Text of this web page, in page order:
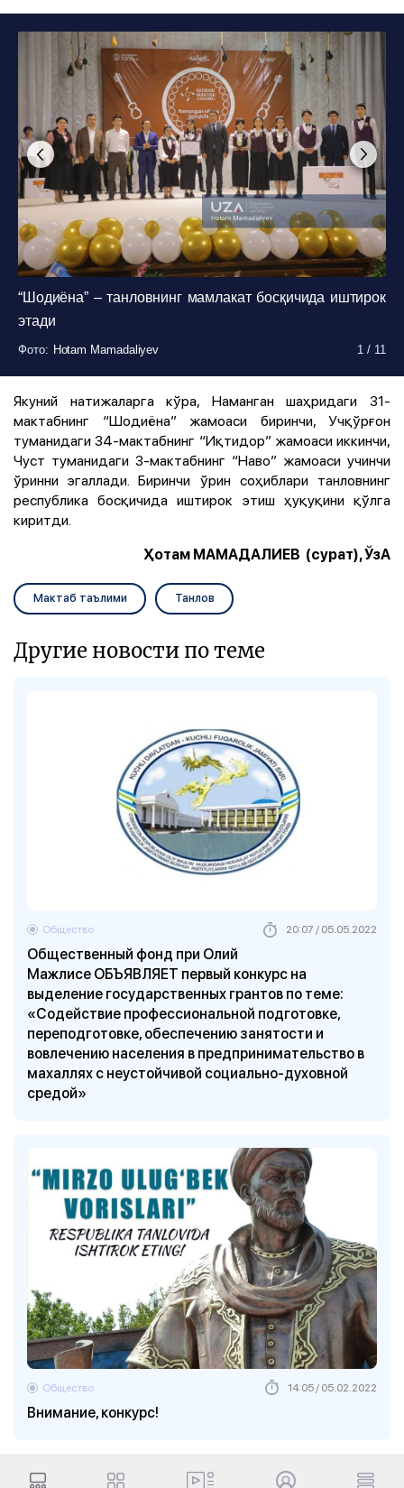
“Шодиёна” – танловнинг мамлакат босқичида иштирок
этади
Фото: Hotam Mamadaliyev 1 / 11
Фото: Hotam Mamadaliyev 1 / 11
Фото: Hotam Mamadaliyev 1 / 11
Фото: Hotam Mamadaliyev 1 / 11
Фото: Hotam Mamadaliyev 1 / 11
Фото: Hotam Mamadaliyev 1 / 11
Фото: Hotam Mamadaliyev 1 / 11
Фото: Hotam Mamadaliyev 1 / 11
Фото: Hotam Mamadaliyev 1 / 11
Фото: Hotam Mamadaliyev 1 / 11
Фото: Hotam Mamadaliyev 1 / 11
Якуний натижаларга кўра, Наманган шаҳридаги 31-
мактабнинг “Шодиёна” жамоаси биринчи, Учқўрғон
туманидаги 34-мактабнинг “Иқтидор” жамоаси иккинчи,
Чуст туманидаги 3-мактабнинг “Наво” жамоаси учинчи
ўринни эгаллади. Биринчи ўрин соҳиблари танловнинг
республика босқичида иштирок этиш ҳуқуқини қўлга
киритди.
Ҳотам МАМАДАЛИЕВ (сурат), ЎзА
Мактаб таълими Танлов
Другие новости по теме
Общественный фонд при Олий
Мажлисе ОБЪЯВЛЯЕТ первый конкурс на
выделение государственных грантов по теме:
«Содействие профессиональной подготовке,
переподготовке, обеспечению занятости и
вовлечению населения в предпринимательство в
махаллях с неустойчивой социально-духовной
средой»
Общество 20:07 / 05.05.2022
Внимание, конкурс!
Общество 14:05 / 05.02.2022